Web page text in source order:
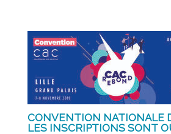
CONVENTION NATIONALE
LES INSCRIPTIONS SONT